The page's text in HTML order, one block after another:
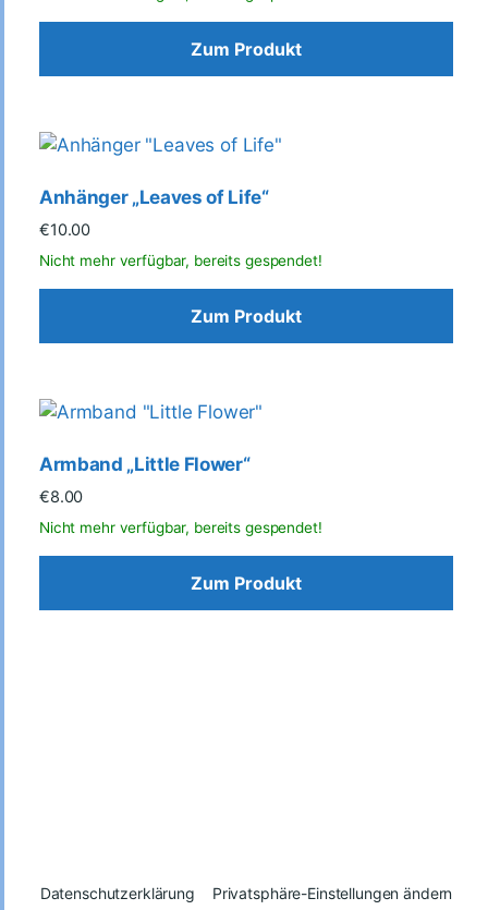
Zum Produkt
Anhänger „Leaves of Life“
€10.00
Zum Produkt
Armband „Little Flower“
€8.00
Zum Produkt
Datenschutzerklärung Privatsphäre-Einstellungen ändern